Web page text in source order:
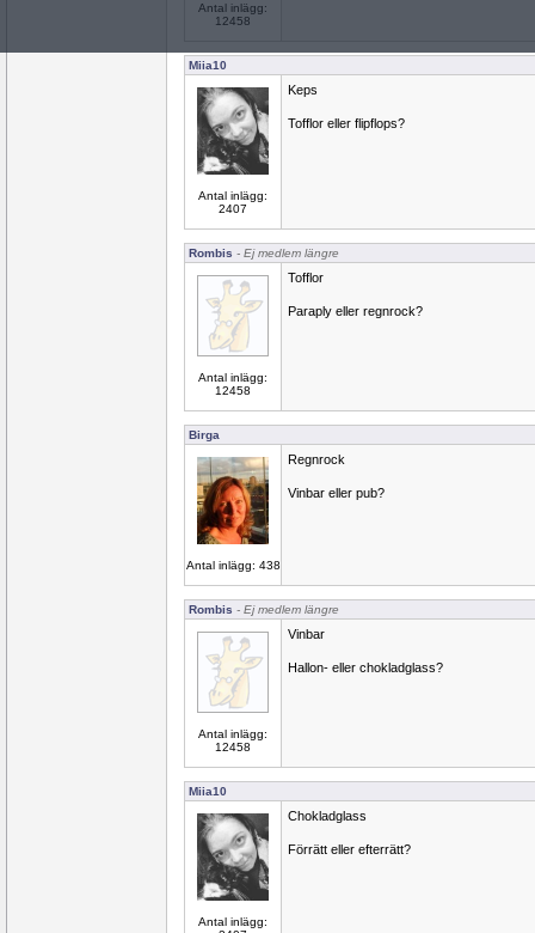
Antal inlägg:
12458
Miia10
Antal inlägg:
2407
Keps
Tofflor eller flipflops?
Rombis - Ej medlem längre
Antal inlägg:
12458
Tofflor
Paraply eller regnrock?
Birga
Antal inlägg: 438
Regnrock
Vinbar eller pub?
Rombis - Ej medlem längre
Antal inlägg:
12458
Vinbar
Hallon- eller chokladglass?
Miia10
Antal inlägg:
Chokladglass
Förrätt eller efterrätt?